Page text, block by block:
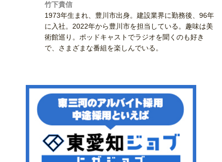
竹下貴信
1973年生まれ、豊川市出身。建設業界に勤務後、96年
に入社。2022年から豊川市を担当している。趣味は美
術館巡り。ポッドキャストでラジオを聞くのも好き
で、さまざまな番組を楽しんでいる。